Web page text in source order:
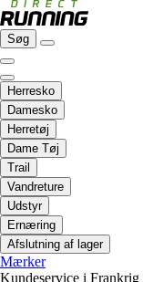
Søg
Herresko
Damesko
Herretøj
Dame Tøj
Trail
Vandreture
Udstyr
Ernæring
Afslutning af lager
Mærker
Kundeservice i Frankrig